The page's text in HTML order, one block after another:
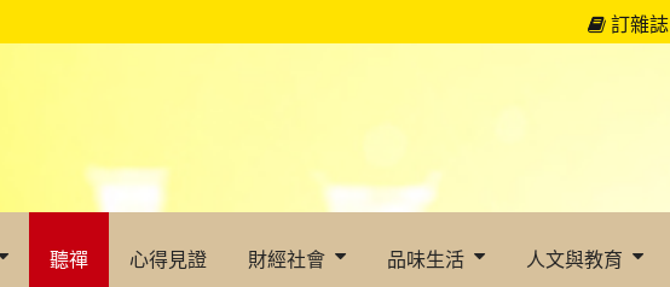
訂雜誌
聽禪 心得見證 財經社會 品味生活 人文與教育